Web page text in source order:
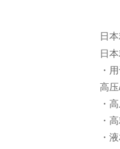
日
日
・
高
・
・
・